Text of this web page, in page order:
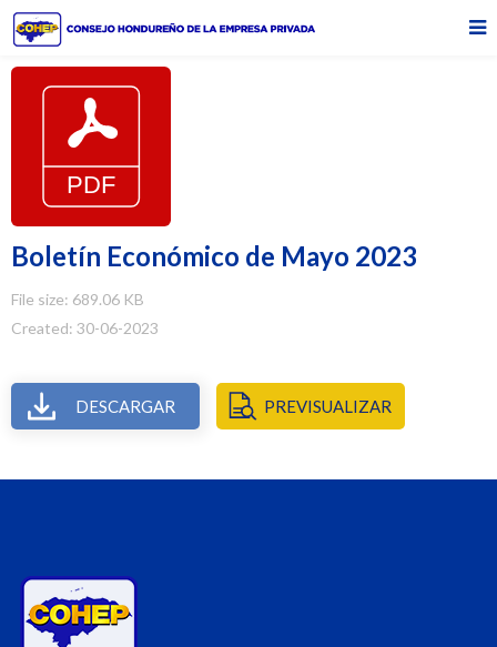
Boletín Económico de Mayo 2023
File size: 689.06 KB
Created: 30-06-2023
DESCARGAR PREVISUALIZAR